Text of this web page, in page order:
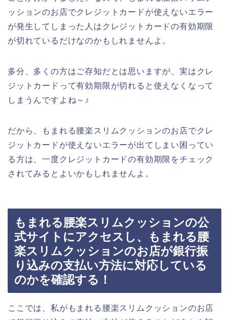
ッションのお店でクレジットカードが使えないエラー
が発生してしまった人はクレジットカードの有効期限
が切れているだけなのかもしれませんよ。
多分、多くの方はご存知だとは思いますが、実はクレ
ジットカードって有効期限が切れると使えなくなって
しまうんですよね～♪
だから、もまれる腰楽スリムクッションのお店でクレ
ジットカードが使えないエラーが出てしまい困ってい
る方は、一度クレジットカードの有効期限をチェック
されてみるとよいかもしれませんよ。
もまれる腰楽スリムクッションの公
式サイトにアクセスし、もまれる腰
楽スリムクッションのお店が銀行振
り込みの支払い方法に対応している
のかを確認する！
ここでは、私がもまれる腰楽スリムクッションのお店